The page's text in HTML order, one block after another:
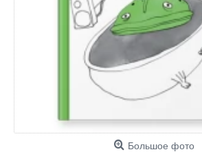
Большое фото